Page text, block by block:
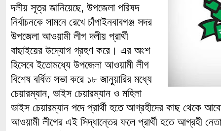
দলীয় সূত্র জানিয়েছে, উপজেলা পরিষদ
নির্বাচনকে সামনে রেখে চাঁপাইনবাবগঞ্জ সদর
উপজেলা আওয়ামী লীগ দলীয় প্রার্থী
বাছাইয়ের উদ্যোগ গ্রহণ করে। এর অংশ
হিসেবে ইতোমধ্যে উপজেলা আওয়ামী লীগ
বিশেষ বর্ধিত সভা করে ১৮ জানুয়ারির মধ্যে
চেয়ারম্যান, ভাইস চেয়ারম্যান ও মহিলা
ভাইস চেয়ারম্যান পদে প্রার্থী হতে আগ্রহীদের কাছ থেকে
আওয়ামী লীগের এই সিদ্ধান্তের ফলে প্রার্থী হতে আগ্রহী